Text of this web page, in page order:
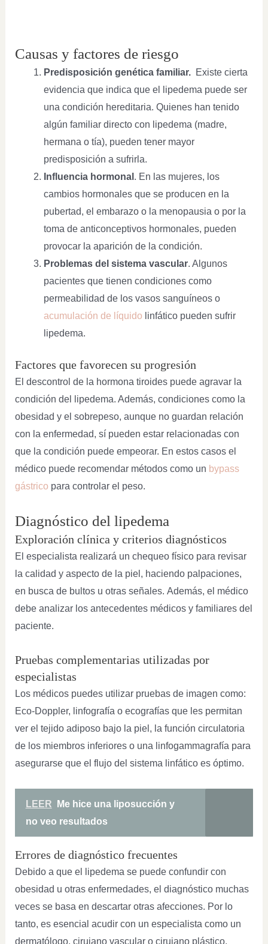
Causas y factores de riesgo
Predisposición genética familiar.Existe cierta
evidencia que indica que el lipedema puede ser
una condición hereditaria. Quienes han tenido
algún familiar directo con lipedema (madre,
hermana o tía), pueden tener mayor
predisposición a sufrirla.
Influencia hormonal . En las mujeres, los
cambios hormonales que se producen en la
pubertad, el embarazo o la menopausia o por la
toma de anticonceptivos hormonales, pueden
provocar la aparición de la condición.
Problemas del sistema vascular. Algunos
pacientes que tienen condiciones como
permeabilidad de los vasos sanguíneos o
acumulación de líquido linfático pueden sufrir
lipedema.
Factores que favorecen su progresión
El descontrol de la hormona tiroides puede agravar la
condición del lipedema. Además, condiciones como la
obesidad y el sobrepeso, aunque no guardan relación
con la enfermedad, sí pueden estar relacionadas con
que la condición puede empeorar. En estos casos el
médico puede recomendar métodos como un bypass
gástrico para controlar el peso.
Diagnóstico del lipedema
Exploración clínica y criterios diagnósticos
El especialista realizará un chequeo físico para revisar
la calidad y aspecto de la piel, haciendo palpaciones,
en busca de bultos u otras señales. Además, el médico
debe analizar los antecedentes médicos y familiares del
paciente.
Pruebas complementarias utilizadas por
especialistas
Los médicos puedes utilizar pruebas de imagen como:
Eco-Doppler, linfografía o ecografías que les permitan
ver el tejido adiposo bajo la piel, la función circulatoria
de los miembros inferiores o una linfogammagrafía para
asegurarse que el flujo del sistema linfático es óptimo.
LEER
Me hice una liposucción y
no veo resultados
Errores de diagnóstico frecuentes
Debido a que el lipedema se puede confundir con
obesidad u otras enfermedades, el diagnóstico muchas
veces se basa en descartar otras afecciones. Por lo
tanto, es esencial acudir con un especialista como un
dermatólogo, cirujano vascular o cirujano plástico,